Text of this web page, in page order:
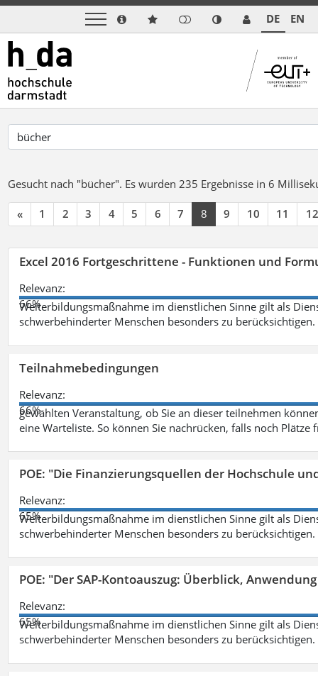
DE EN
Gesucht nach "bücher". Es wurden 235 Ergebnisse in 6
« 1 2 3 4 5 6 7 8 9 10 11 12
Excel 2016 Fortgeschrittene - Funktionen und
Relevanz:
66%
Weiterbildungsmaßnahme im dienstlichen Sinne gilt als
schwerbehinderter Menschen besonders zu berücksichtigen.
Teilnahmebedingungen
Relevanz:
66%
gewählten Veranstaltung, ob Sie an dieser teilnehmen
eine Warteliste. So können Sie nachrücken, falls noch Plätze
POE: "Die Finanzierungsquellen der Hochschule
Relevanz:
65%
Weiterbildungsmaßnahme im dienstlichen Sinne gilt als
schwerbehinderter Menschen besonders zu berücksichtigen.
POE: "Der SAP-Kontoauszug: Überblick,
Relevanz:
65%
Weiterbildungsmaßnahme im dienstlichen Sinne gilt als
schwerbehinderter Menschen besonders zu berücksichtigen.